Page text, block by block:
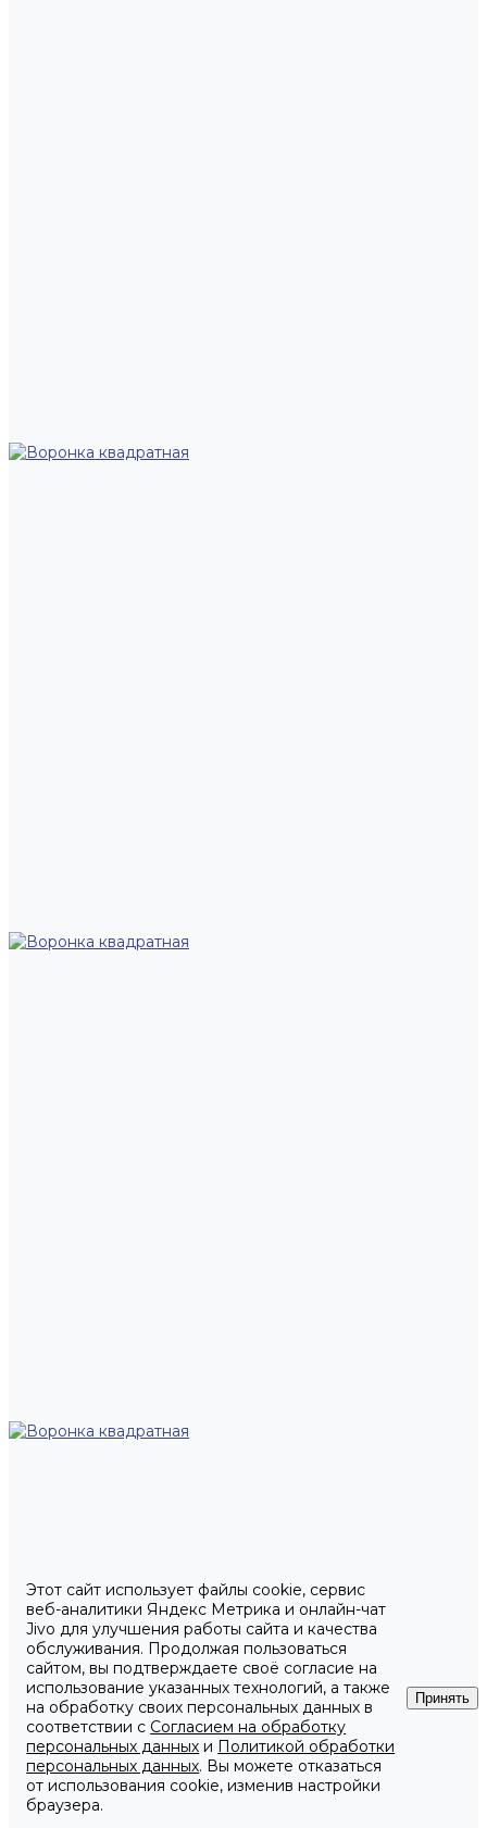
Этот сайт использует файлы cookie, сервис
веб-аналитики Яндекс Метрика и онлайн-чат
Jivo для улучшения работы сайта и качества
обслуживания. Продолжая пользоваться
сайтом, вы подтверждаете своё согласие на
использование указанных технологий, а также
на обработку своих персональных данных в
соответствии с Согласием на обработку
персональных данных и Политикой обработки
персональных данных. Вы можете отказаться
от использования cookie, изменив настройки
браузера.
Принять